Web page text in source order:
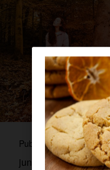
Publicado porpablo
junio 5, 2024